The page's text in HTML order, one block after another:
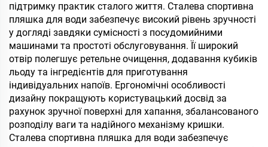
підтримку практик сталого життя. Сталева спортивна
пляшка для води забезпечує високий рівень зручності
у догляді завдяки сумісності з посудомийними
машинами та простоті обслуговування. Її широкий
отвір полегшує ретельне очищення, додавання кубиків
льоду та інгредієнтів для приготування
індивідуальних напоїв. Ергономічні особливості
дизайну покращують користувацький досвід за
рахунок зручної поверхні для хапання, збалансованого
розподілу ваги та надійного механізму кришки.
Сталева спортивна пляшка для води забезпечує